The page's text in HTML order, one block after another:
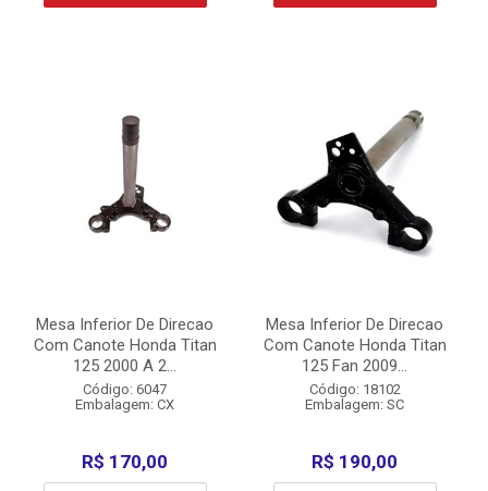
Mesa Inferior De Direcao
Com Canote Honda Titan
125 2000 A 2...
Código: 6047
Embalagem: CX
R$ 170,00
Mesa Inferior De Direcao
Com Canote Honda Titan
125 Fan 2009...
Código: 18102
Embalagem: SC
R$ 190,00